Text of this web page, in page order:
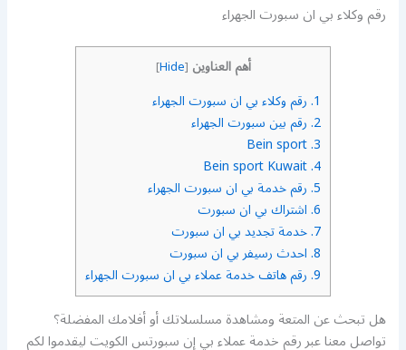
رقم وكلاء بي ان سبورت الجهراء
أهم العناوين [
Hide
]
1. رقم وكلاء بي ان سبورت الجهراء
2. رقم بين سبورت الجهراء
3.
4.
5. رقم خدمة بي ان سبورت الجهراء
6. اشتراك بي ان سبورت
7. خدمة تجديد بي ان سبورت
8. احدث رسيفر بي ان سبورت
9. رقم هاتف خدمة عملاء بي ان سبورت الجهراء
هل تبحث عن المتعة ومشاهدة مسلسلاتك أو أفلامك المفضلة؟
تواصل معنا عبر رقم خدمة عملاء بي إن سبورتس الكويت ليقدموا لكم